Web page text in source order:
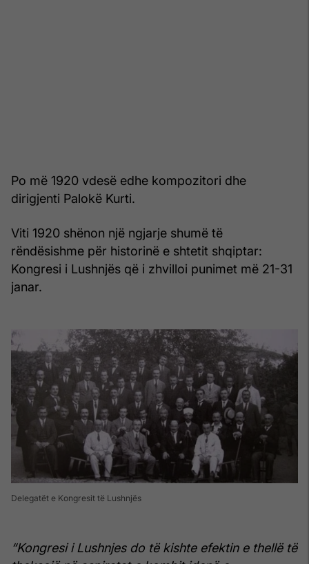
Po më 1920 vdesë edhe kompozitori dhe
dirigjenti Palokë Kurti.
Viti 1920 shënon një ngjarje shumë të
rëndësishme për historinë e shtetit shqiptar:
Kongresi i Lushnjës që i zhvilloi punimet më 21-31
janar.
Delegatët e Kongresit të Lushnjës
“Kongresi i Lushnjes do të kishte efektin e thellë të